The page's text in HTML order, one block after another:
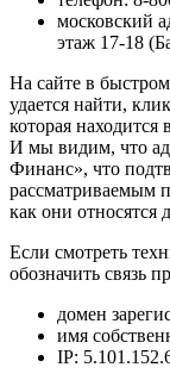
московский
этаж 17-18
На сайте в
удается найти,
которая
И мы видим, что
Финанс», что
рассматриваемым
как они относятся
Если смотреть
обозначить связь
домен
имя
IP: